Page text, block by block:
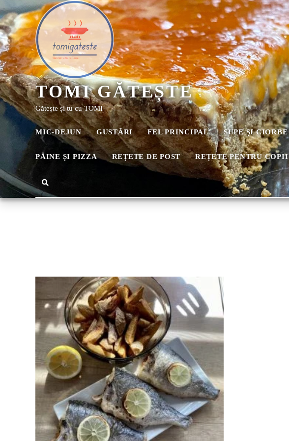
TOMI GĂTEȘTE
Gătește și tu cu TOMI
MIC-DEJUN GUSTĂRI FEL PRINCIPAL SUPE ȘI CIORBE
PÂINE ȘI PIZZA REȚETE DE POST REȚETE PENTRU COPII